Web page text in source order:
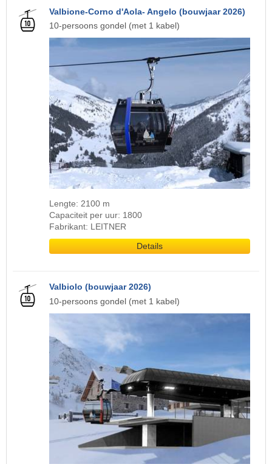
Valbione-Corno d'Aola- Angelo (bouwjaar 2026)
10-persoons gondel (met 1 kabel)
Lengte: 2100 m
Capaciteit per uur: 1800
Fabrikant: LEITNER
Details
Valbiolo (bouwjaar 2026)
10-persoons gondel (met 1 kabel)